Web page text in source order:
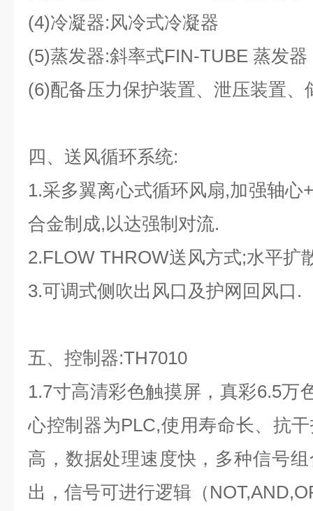
(4)冷凝器:风冷式冷凝器
(5)蒸发器:斜率式FIN-TUBE 蒸发器
(6)配备压力保护装置、泄压装置、
四、送风循环系统:
1.采多翼离心式循环风扇,加强轴心
合金制成,以达强制对流.
2.FLOW THROW送风方式;水平扩
3.可调式侧吹出风口及护网回风口.
五、控制器:TH7010
1.7寸高清彩色触摸屏，真彩6.5万
心控制器为PLC,使用寿命长、抗
高，数据处理速度快，多种信号
出，信号可进行逻辑（